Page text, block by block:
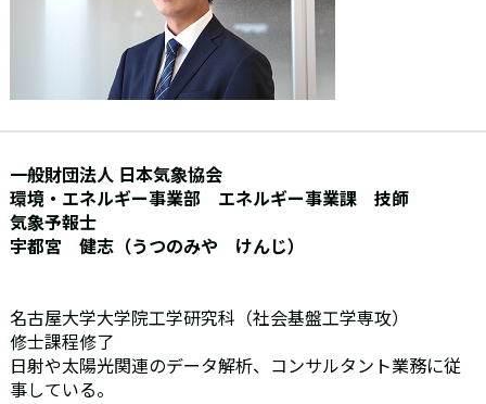
一般財団法人 日本気象協会
環境・エネルギー事業部 エネルギー事業課 技師
気象予報士
宇都宮 健志（うつのみや けんじ）
名古屋大学大学院工学研究科（社会基盤工学専攻）
修士課程修了
日射や太陽光関連のデータ解析、コンサルタント業務に従
事している。